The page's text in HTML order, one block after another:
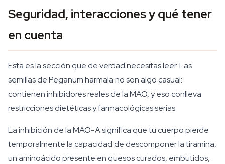
Seguridad, interacciones y qué tener
en cuenta
Esta es la sección que de verdad necesitas leer. Las
semillas de Peganum harmala no son algo casual:
contienen inhibidores reales de la MAO, y eso conlleva
restricciones dietéticas y farmacológicas serias.
La inhibición de la MAO-A significa que tu cuerpo pierde
temporalmente la capacidad de descomponer la tiramina,
un aminoácido presente en quesos curados, embutidos,